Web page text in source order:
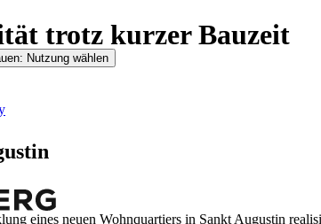
Nutzung wählen
trotz kurzer Bauzeit
eines neuen Wohnquartiers in Sankt Augustin